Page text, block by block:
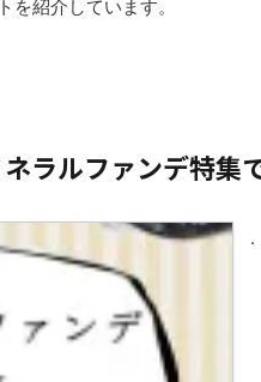
を紹介しています。
ラルファンデ特集
.